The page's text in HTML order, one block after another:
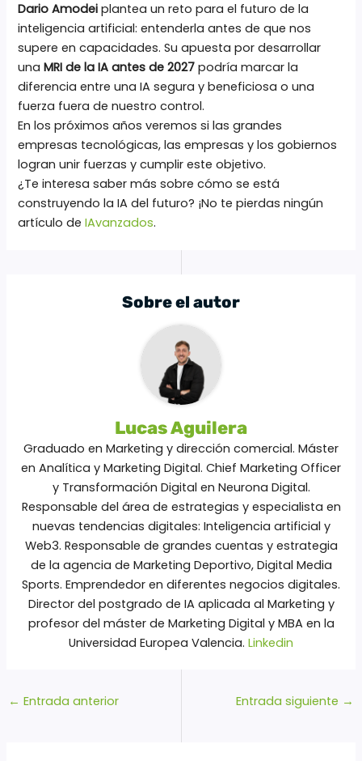
Dario Amodei plantea un reto para el futuro de la
inteligencia artificial: entenderla antes de que nos
supere en capacidades. Su apuesta por desarrollar
unaMRI de la IA antes de 2027 podría marcar la
diferencia entre una IA segura y beneficiosa o una
fuerza fuera de nuestro control.
En los próximos años veremos si las grandes
empresas tecnológicas, las empresas y los gobiernos
logran unir fuerzas y cumplir este objetivo.
¿Te interesa saber más sobre cómo se está
construyendo la IA del futuro? ¡No te pierdas ningún
artículo deIAvanzados.
Sobre el autor
Lucas Aguilera
Graduado en Marketing y dirección comercial. Máster
en Analítica y Marketing Digital. Chief Marketing Officer
y Transformación Digital en Neurona Digital.
Responsable del área de estrategias y especialista en
nuevas tendencias digitales: Inteligencia artificial y
Web3. Responsable de grandes cuentas y estrategia
de la agencia de Marketing Deportivo, Digital Media
Sports. Emprendedor en diferentes negocios digitales.
Director del postgrado de IA aplicada al Marketing y
profesor del máster de Marketing Digital y MBA en la
Universidad Europea Valencia. Linkedin
← Entrada anterior Entrada siguiente →